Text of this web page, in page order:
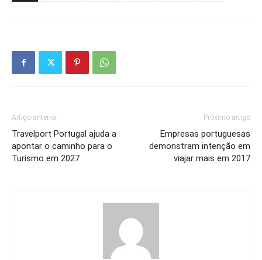
Artigo anterior
Travelport Portugal ajuda a
apontar o caminho para o
Turismo em 2027
Próximo artigo
Empresas portuguesas
demonstram intenção em
viajar mais em 2017